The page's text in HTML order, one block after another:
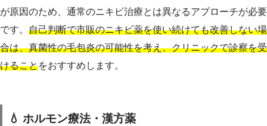
が原因のため、通常のニキビ治療とは異なるアプローチが必要
です。 自己判断で市販のニキビ薬を使い続けても改善しない場
合は、真菌性の毛包炎の可能性を考え、クリニックで診察を受
けることをおすすめします。
💧 ホルモン療法・漢方薬